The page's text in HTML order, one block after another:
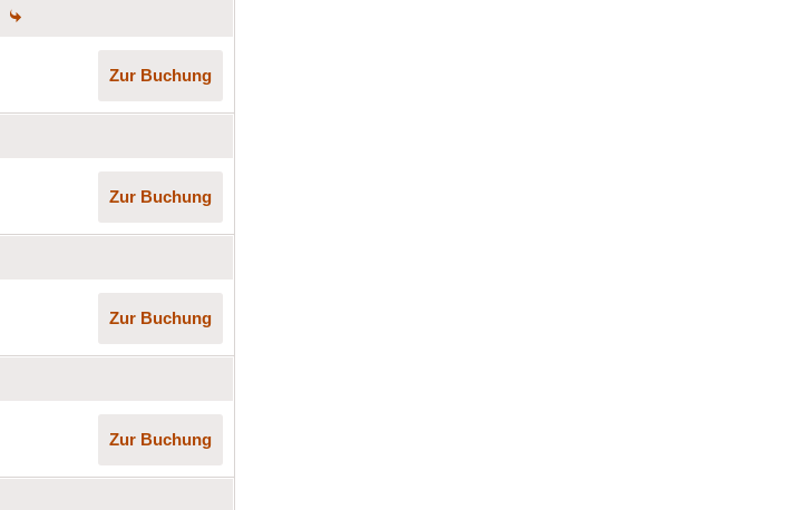
Zur Buchung
Zur Buchung
Zur Buchung
Zur Buchung